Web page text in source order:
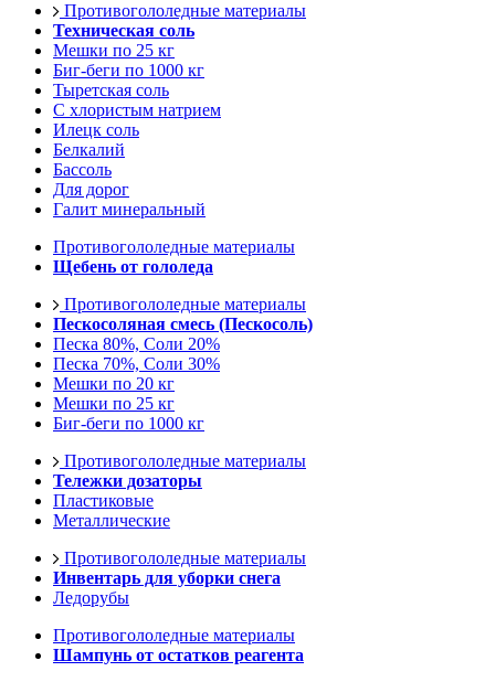
Противогололедные материалы
Техническая соль
Мешки по 25 кг
Биг-беги по 1000 кг
Тыретская соль
С хлористым натрием
Илецк соль
Белкалий
Бассоль
Для дорог
Галит минеральный
Противогололедные материалы
Щебень от гололеда
Противогололедные материалы
Пескосоляная смесь (Пескосоль)
Песка 80%, Соли 20%
Песка 70%, Соли 30%
Мешки по 20 кг
Мешки по 25 кг
Биг-беги по 1000 кг
Противогололедные материалы
Тележки дозаторы
Пластиковые
Металлические
Противогололедные материалы
Инвентарь для уборки снега
Ледорубы
Противогололедные материалы
Шампунь от остатков реагента